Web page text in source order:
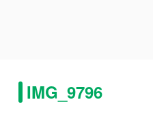
IMG_9796